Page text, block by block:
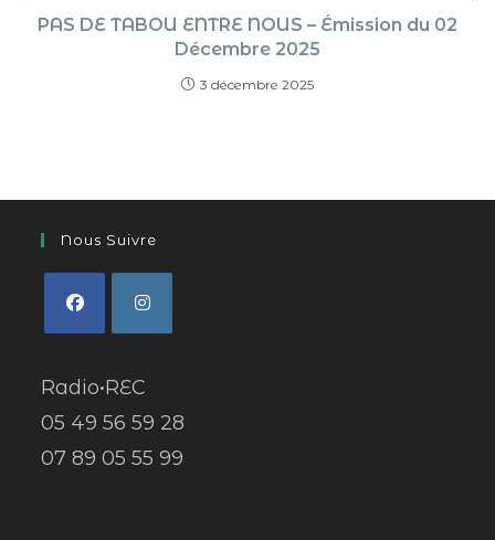
PAS DE TABOU ENTRE NOUS – Émission du 02
Décembre 2025
3 décembre 2025
Nous Suivre
Radio•REC
05 49 56 59 28
07 89 05 55 99